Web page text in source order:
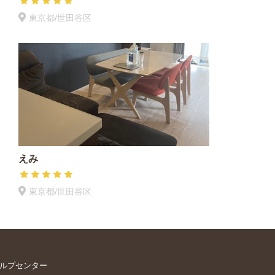
東京都/世田谷区
えみ
東京都/世田谷区
プセンター